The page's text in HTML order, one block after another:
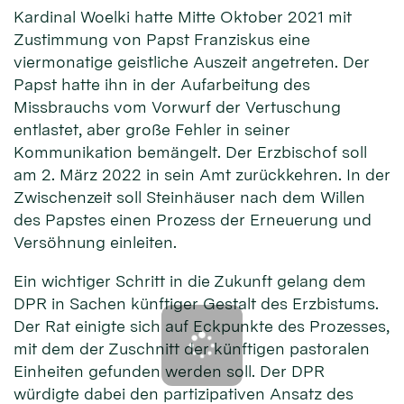
Kardinal Woelki hatte Mitte Oktober 2021 mit
Zustimmung von Papst Franziskus eine
viermonatige geistliche Auszeit angetreten. Der
Papst hatte ihn in der Aufarbeitung des
Missbrauchs vom Vorwurf der Vertuschung
entlastet, aber große Fehler in seiner
Kommunikation bemängelt. Der Erzbischof soll
am 2. März 2022 in sein Amt zurückkehren. In der
Zwischenzeit soll Steinhäuser nach dem Willen
des Papstes einen Prozess der Erneuerung und
Versöhnung einleiten.
Ein wichtiger Schritt in die Zukunft gelang dem
DPR in Sachen künftiger Gestalt des Erzbistums.
Der Rat einigte sich auf Eckpunkte des Prozesses,
mit dem der Zuschnitt der künftigen pastoralen
Einheiten gefunden werden soll. Der DPR
würdigte dabei den partizipativen Ansatz des